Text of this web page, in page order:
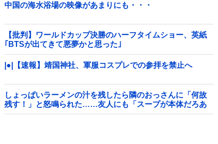
中国の海水浴場の映像があまりにも・・・
【批判】ワールドカップ決勝のハーフタイムショー、英紙
｢BTSが出てきて悪夢かと思った｣
|●|【速報】靖国神社、軍服コスプレでの参拝を禁止へ
しょっぱいラーメンの汁を残したら隣のおっさんに「何故
残す！」と怒鳴られた……友人にも「スープが本体だろあ
り得ない」と説教されたんだが、塩分過剰だし味の好みは